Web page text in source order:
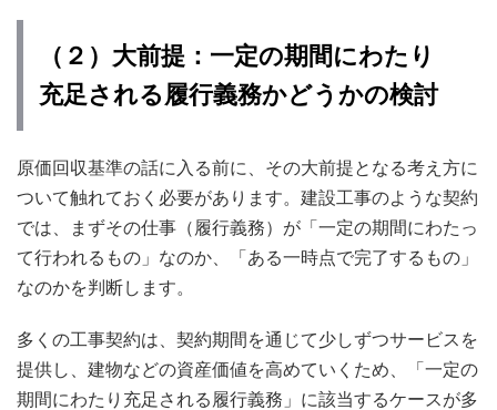
（２）大前提：一定の期間にわたり
充足される履行義務かどうかの検討
原価回収基準の話に入る前に、その大前提となる考え方に
ついて触れておく必要があります。建設工事のような契約
では、まずその仕事（履行義務）が「一定の期間にわたっ
て行われるもの」なのか、「ある一時点で完了するもの」
なのかを判断します。
多くの工事契約は、契約期間を通じて少しずつサービスを
提供し、建物などの資産価値を高めていくため、「一定の
期間にわたり充足される履行義務」に該当するケースが多